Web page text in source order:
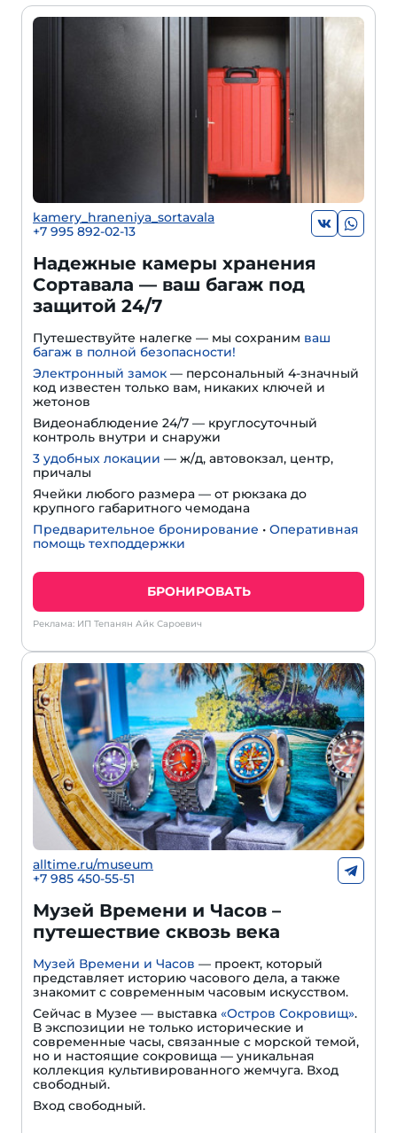
kamery_hraneniya_sortavala
+7 995 892-02-13
Надежные камеры хранения
Сортавала — ваш багаж под
защитой 24/7
Путешествуйте налегке — мы сохраним ваш
багаж в полной безопасности!
Электронный замок — персональный 4-значный
код известен только вам, никаких ключей и
жетонов
Видеонаблюдение 24/7 — круглосуточный
контроль внутри и снаружи
3 удобных локации — ж/д, автовокзал, центр,
причалы
Ячейки любого размера — от рюкзака до
крупного габаритного чемодана
Предварительное бронирование • Оперативная
помощь техподдержки
БРОНИРОВАТЬ
Реклама: ИП Тепанян Айк Сароевич
alltime.ru/museum
+7 985 450-55-51
Музей Времени и Часов –
путешествие сквозь века
Музей Времени и Часов — проект, который
представляет историю часового дела, а также
знакомит с современным часовым искусством.
Сейчас в Музее — выставка «Остров Сокровищ».
В экспозиции не только исторические и
современные часы, связанные с морской темой,
но и настоящие сокровища — уникальная
коллекция культивированного жемчуга. Вход
свободный.
Вход свободный.